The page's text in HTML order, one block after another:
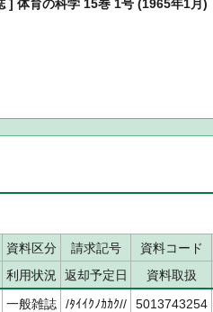
] 体育の科学 15巻 1号 (1965年1月)
資料区分 請求記号
資料コード
利用状況 返却予定日
資料取扱
一般雑誌 /ﾀｲｲｸﾉｶｶｸ//
5013743254